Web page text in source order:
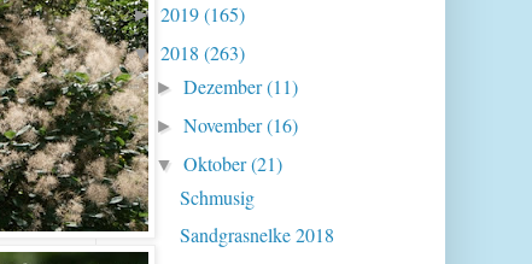
► 2019(165)
▼ 2018 (263)
►Dezember(11)
►November(16)
▼Oktober(21)
Schmusig
Sandgrasnelke 2018